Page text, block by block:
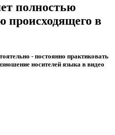
полностью
происходящего в
- постоянно практиковать
носителей языка в видео